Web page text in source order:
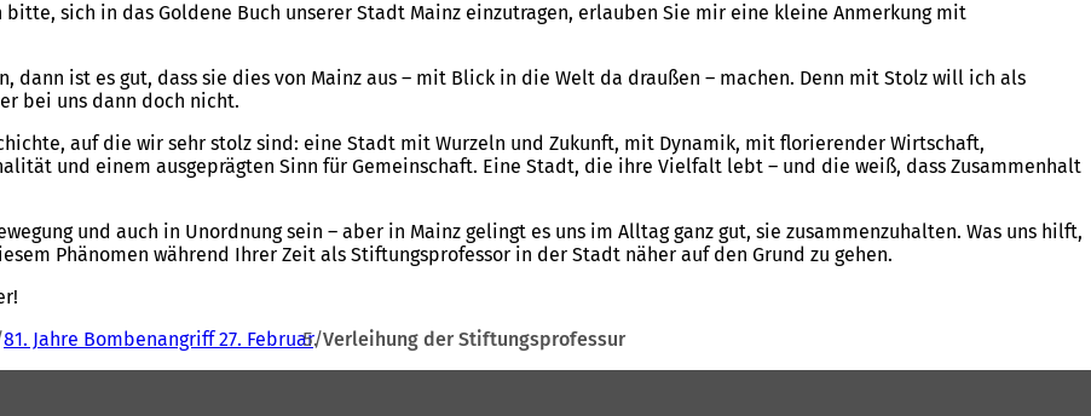
sich in das Goldene Buch unserer Stadt Mainz einzutragen, erlauben Sie mir eine kleine Anmerkung mit
dann ist es gut, dass sie dies von Mainz aus – mit Blick in die Welt da draußen – machen. Denn mit Stolz will ich als
bei uns dann doch nicht.
auf die wir sehr stolz sind: eine Stadt mit Wurzeln und Zukunft, mit Dynamik, mit florierender Wirtschaft,
und einem ausgeprägten Sinn für Gemeinschaft. Eine Stadt, die ihre Vielfalt lebt – und die weiß, dass Zusammenhalt
und auch in Unordnung sein – aber in Mainz gelingt es uns im Alltag ganz gut, sie zusammenzuhalten. Was uns hilft,
Phänomen während Ihrer Zeit als Stiftungsprofessor in der Stadt näher auf den Grund zu gehen.
81. Jahre Bombenangriff 27. Februar Verleihung der Stiftungsprofessur